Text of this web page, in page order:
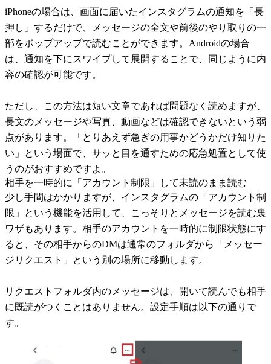
iPhoneの場合は、画面に届いたインスタグラムの通知を「長
押し」するだけで、メッセージの全文や前後のやり取りの一
部をポップアップで読むことができます。Androidの場合
は、通知を下にスワイプして展開することで、同じように内
容の確認が可能です。
ただし、この方法は短い文章であれば問題なく読めますが、
長文のメッセージや写真、動画などは確認できないという弱
点があります。「とりあえず急ぎの用事かどうかだけ知りた
い」という場面で、サッと目を通すための応急処置として使
うのがおすすめですよ。
相手を一時的に「アカウント制限」して未読のまま読む
少し手間はかかりますが、インスタグラムの「アカウント制
限」という機能を活用して、こっそりとメッセージを読む裏
ワザもあります。相手のアカウントを一時的に制限状態にす
ると、その相手からのDMは通常のフォルダから「メッセー
ジリクエスト」という別の場所に移動します。
リクエストフォルダ内のメッセージは、開いて読んでも相手
に既読がつくことはありません。設定手順は以下の通りで
す。